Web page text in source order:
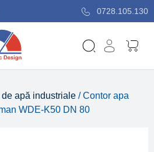
0728.105.130
apă industriale / Contor apa
WDE-K50 DN 80